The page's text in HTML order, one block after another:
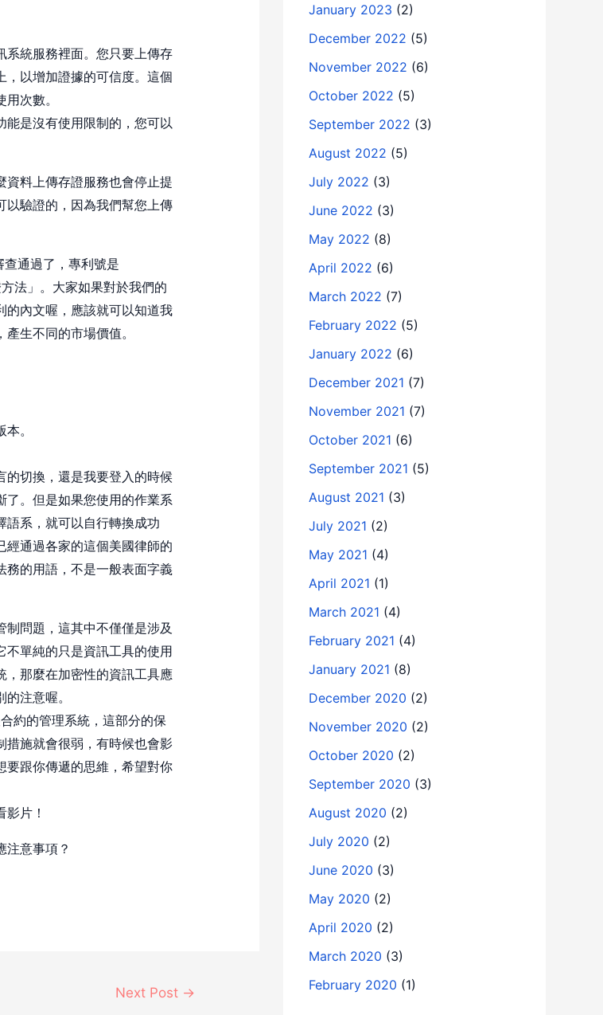
系統服務裡面。您只要上傳存
，以增加證據的可信度。這個
次數。
是沒有使用限制的，您可以
資料上傳存證服務也會停止提
以驗證的，因為我們幫您上傳
通過了，專利號是
法」。大家如果對於我們的
的內文喔，應該就可以知道我
生不同的市場價值。
。
的切換，還是我要登入的時候
了。但是如果您使用的作業系
語系，就可以自行轉換成功
經通過各家的這個美國律師的
務的用語，不是一般表面字義
問題，這其中不僅僅是涉及
不單純的只是資訊工具的使用
，那麼在加密性的資訊工具應
注意喔。
約的管理系統，這部分的保
措施就會很弱，有時候也會影
要跟你傳遞的思維，希望對你
片！
注意事項？
Next Post →
January 2023 (2)
December 2022 (5)
November 2022 (6)
October 2022 (5)
September 2022 (3)
August 2022 (5)
July 2022 (3)
June 2022 (3)
May 2022 (8)
April 2022 (6)
March 2022 (7)
February 2022 (5)
January 2022 (6)
December 2021 (7)
November 2021 (7)
October 2021 (6)
September 2021 (5)
August 2021 (3)
July 2021 (2)
May 2021 (4)
April 2021 (1)
March 2021 (4)
February 2021 (4)
January 2021 (8)
December 2020 (2)
November 2020 (2)
October 2020 (2)
September 2020 (3)
August 2020 (2)
July 2020 (2)
June 2020 (3)
May 2020 (2)
April 2020 (2)
March 2020 (3)
February 2020 (1)